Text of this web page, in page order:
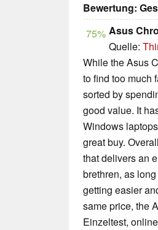
Bewertung:
75% Asus
Quelle:
While the Asus
to find too much
sorted by
good value. It
Windows
great buy.
that delivers an
brethren, as
getting easier
same price, the
Einzeltest,